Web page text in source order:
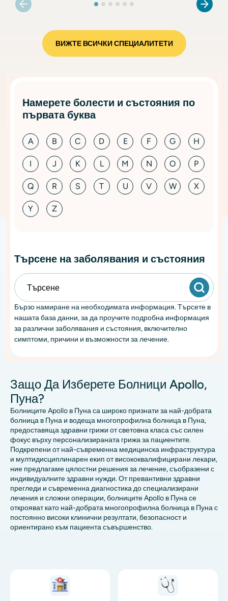
ВИЖТЕ ВСИЧКИ СПЕЦИАЛИТЕТИ
Намерете болести и състояния по
първата буква
A B C D E F G H
I J K L M N O P
Q R S T U V W X
Y Z
Търсене на заболявания и състояния
Бързо намиране на необходимата информация. Търсете в
нашата база данни, за да проучите подробна информация
за различни заболявания и състояния, включително
симптоми, причини и възможности за лечение.
Защо Да Изберете Болници Apollo,
Пуна?
Болниците Apollo в Пуна са широко признати за най-добрата
болница в Пуна и водеща многопрофилна болница в Пуна,
предоставяща здравни грижи от световна класа със силен
фокус върху персонализираната грижа за пациентите.
Подкрепени от най-съвременна медицинска инфраструктура
и мултидисциплинарен екип от висококвалифицирани лекари,
ние предлагаме цялостни решения за лечение, съобразени с
индивидуалните здравни нужди. От превантивни здравни
прегледи и съвременна диагностика до специализирани
лечения и сложни операции, болниците Apollo в Пуна се
открояват като най-добрата многопрофилна болница в Пуна с
постоянно високи клинични резултати, безопасност и
ориентирано към пациента съвършенство.
Изображение Изображение